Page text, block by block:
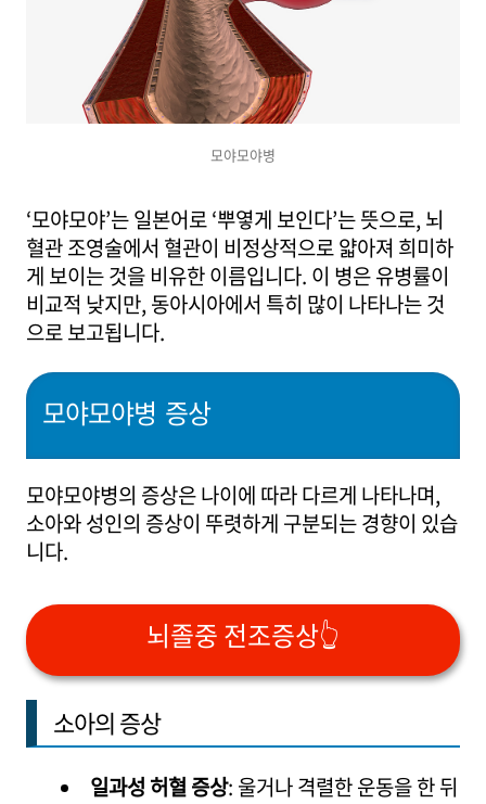
모야모야병
‘모야모야’는 일본어로 ‘뿌옇게 보인다’는 뜻으로, 뇌
혈관 조영술에서 혈관이 비정상적으로 얇아져 희미하
게 보이는 것을 비유한 이름입니다. 이 병은 유병률이
비교적 낮지만, 동아시아에서 특히 많이 나타나는 것
으로 보고됩니다.
모야모야병 증상
모야모야병의 증상은 나이에 따라 다르게 나타나며,
소아와 성인의 증상이 뚜렷하게 구분되는 경향이 있습
니다.
뇌졸중 전조증상👆
소아의 증상
일과성 허혈 증상: 울거나 격렬한 운동을 한 뒤